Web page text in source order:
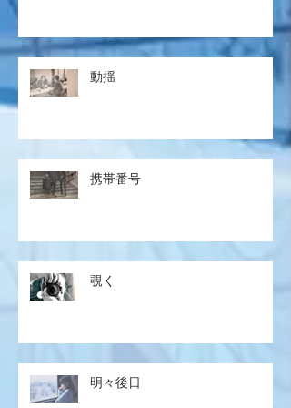
動揺
携帯番号
覗く
明々後日